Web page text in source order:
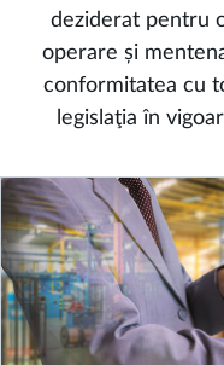
deziderat pentru
operare și
conformitatea cu
legislaţia în